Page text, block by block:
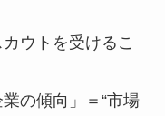
ウトを受けるこ
の傾向」＝“市場